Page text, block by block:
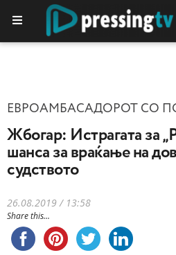
ЕВРОАМБАСАДОРОТ СО
Жбогар: Истрагата за
шанса за враќање на
судството
26.08.2019 / 13:58
Share this...